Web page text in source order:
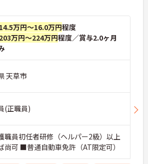
14.5万円～16.0万円程度
203万円～224万円程度／賞与2.0ヶ月
天草市
(正職員)
職員初任者研修（ヘルパー2級）以上
尚可 ■普通自動車免許（AT限定可）